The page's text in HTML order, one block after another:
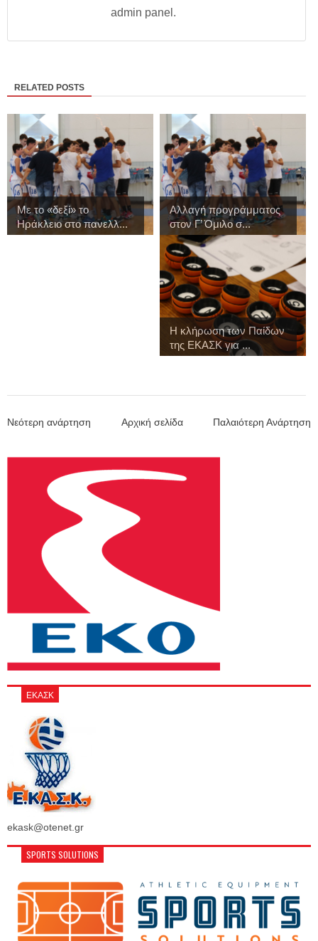
admin panel.
RELATED POSTS
Με το «δεξί» το
Ηράκλειο στο πανελλ...
Αλλαγή προγράμματος
στον Γ’ Όμιλο σ...
Η κλήρωση των Παίδων
της ΕΚΑΣΚ για ...
Νεότερη ανάρτηση Παλαιότερη Ανάρτηση
Αρχική σελίδα
ΕΚΑΣΚ
ekask@otenet.gr
SPORTS SOLUTIONS